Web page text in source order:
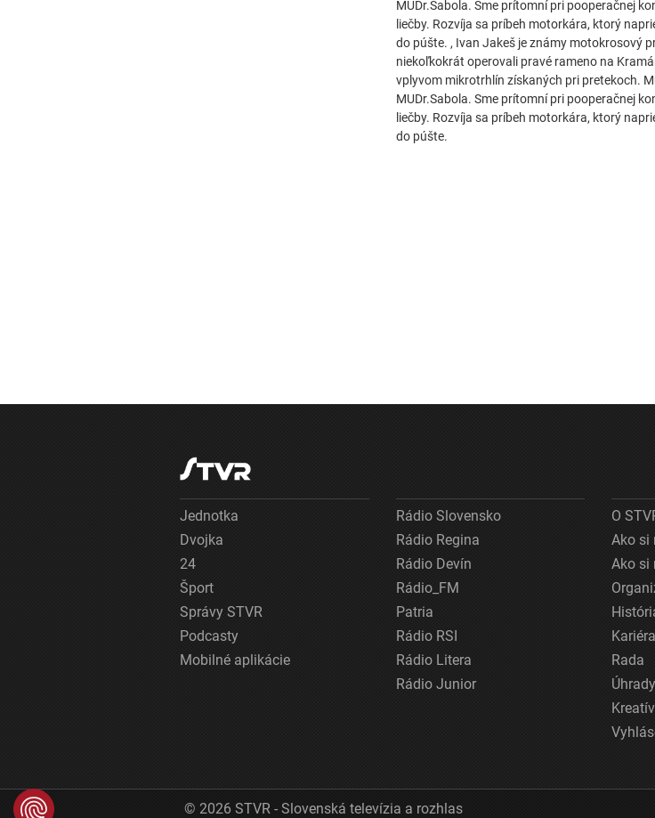
MUDr.Sabola. Sme prítomní pri pooperačnej
liečby. Rozvíja sa príbeh motorkára, ktorý
do púšte. , Ivan Jakeš je známy motokrosový
niekoľkokrát operovali pravé rameno na
vplyvom mikrotrhlín získaných pri pretekoch.
MUDr.Sabola. Sme prítomní pri pooperačnej
liečby. Rozvíja sa príbeh motorkára, ktorý
do púšte.
Jednotka
Dvojka
24
Šport
Správy STVR
Podcasty
Mobilné aplikácie
Rádio Slovensko
Rádio Regina
Rádio Devín
Rádio_FM
Patria
Rádio RSI
Rádio Litera
Rádio Junior
O
Ako si
Ako si
Kariéra
Rada
Úhrady
© 2026 STVR - Slovenská televízia a rozhlas